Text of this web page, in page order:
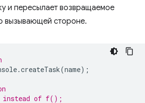
и пересылает возвращаемое
вызывающей стороне.
.createTask(name);
of f();